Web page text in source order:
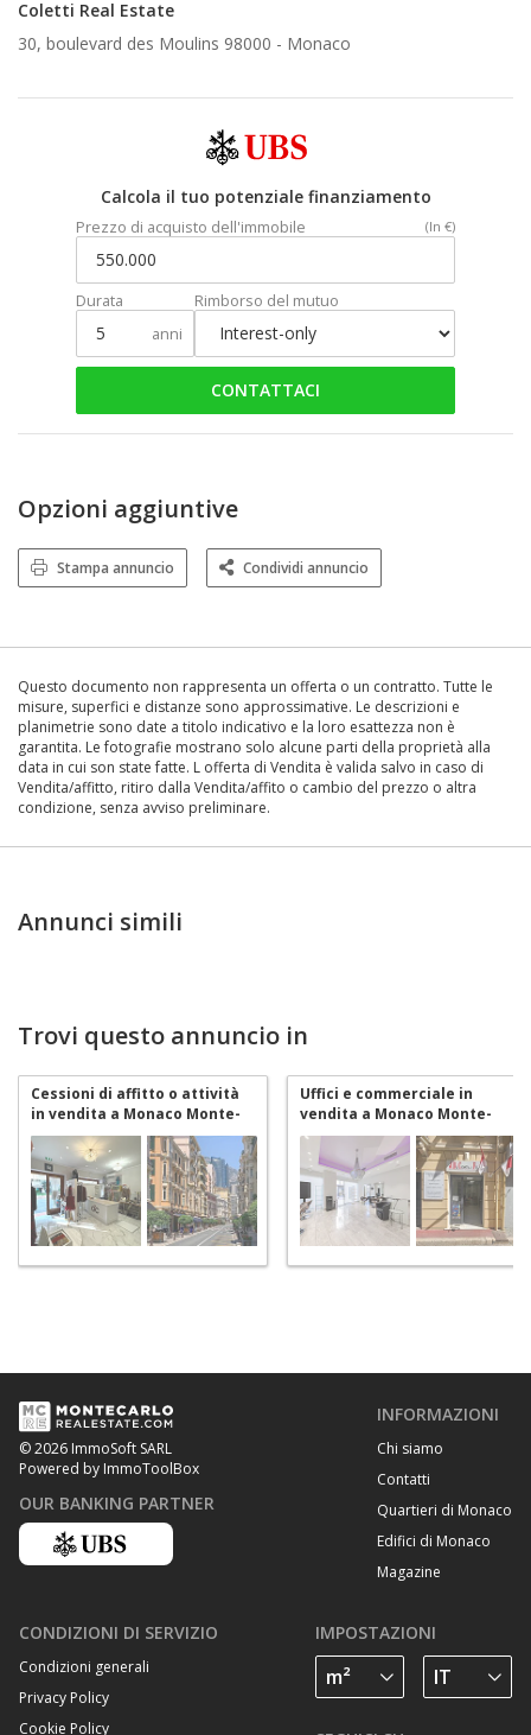
Coletti Real Estate
30, boulevard des Moulins 98000 - Monaco
Calcola il tuo potenziale finanziamento
Prezzo di acquisto dell'immobile (In €)
Durata
anni
Rimborso del mutuo
CONTATTACI
Opzioni aggiuntive
Stampa annuncio Condividi annuncio
Questo documento non rappresenta un offerta o un contratto. Tutte le
misure, superfici e distanze sono approssimative. Le descrizioni e
planimetrie sono date a titolo indicativo e la loro esattezza non è
garantita. Le fotografie mostrano solo alcune parti della proprietà alla
data in cui son state fatte. L offerta di Vendita è valida salvo in caso di
Vendita/affitto, ritiro dalla Vendita/affito o cambio del prezzo o altra
condizione, senza avviso preliminare.
Annunci simili
Trovi questo annuncio in
Cessioni di affitto o attività
in vendita a Monaco Monte-
Carlo
Uffici e commerciale in
vendita a Monaco Monte-
Carlo
© 2026 ImmoSoft SARL
Powered by ImmoToolBox
OUR BANKING PARTNER
INFORMAZIONI
Chi siamo
Contatti
Quartieri di Monaco
Edifici di Monaco
Magazine
CONDIZIONI DI SERVIZIO
Condizioni generali
Privacy Policy
Cookie Policy
IMPOSTAZIONI